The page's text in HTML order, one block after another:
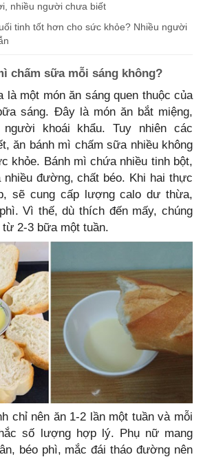
nhiều người chưa biết
tinh tốt hơn cho sức khỏe? Nhiều người
chấm sữa mỗi sáng không?
là một món ăn sáng quen thuộc của
sáng. Đây là món ăn bắt miệng,
người khoái khẩu. Tuy nhiên các
ăn bánh mì chấm sữa nhiều không
khỏe. Bánh mì chứa nhiều tinh bột,
đường, chất béo. Khi hai thực
sẽ cung cấp lượng calo dư thừa,
Vì thế, dù thích đến mấy, chúng
2-3 bữa một tuần.
chỉ nên ăn 1-2 lần một tuần và mỗi
số lượng hợp lý. Phụ nữ mang
béo phì, mắc đái tháo đường nên